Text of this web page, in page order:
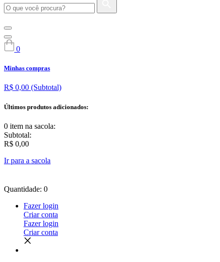
0
Minhas compras
R$ 0,00 (Subtotal)
Últimos produtos adicionados:
0 item na sacola:
Subtotal:
R$ 0,00
Ir para a sacola
Quantidade: 0
Fazer login
Criar conta
Fazer login
Criar conta